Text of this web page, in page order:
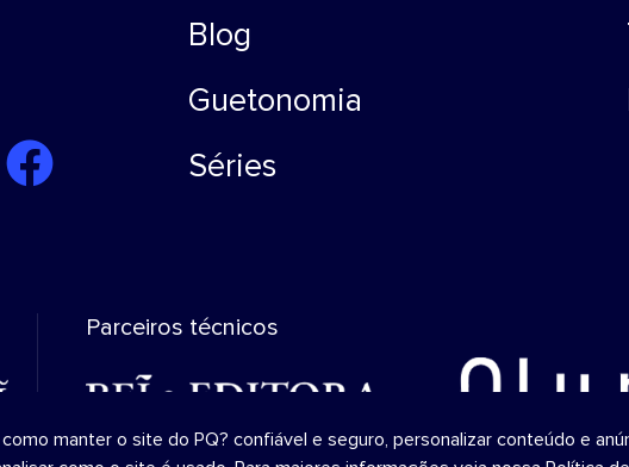
Blog
Guetonomia
Séries
Parceiros técnicos
manter o site do PQ? confiável ​​e seguro, personalizar conteúdo e